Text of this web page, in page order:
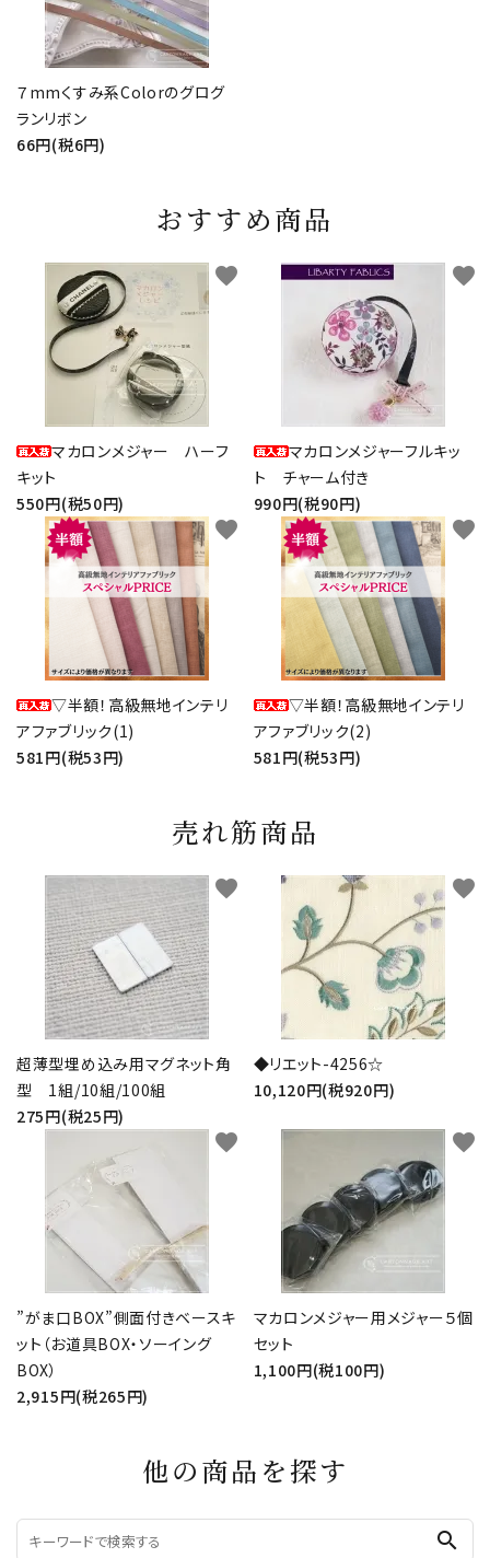
７mmくすみ系Colorのグログ
ランリボン
66円(税6円)
おすすめ商品
マカロンメジャー ハーフ
キット
550円(税50円)
favorite
マカロンメジャーフルキッ
ト チャーム付き
990円(税90円)
favorite
▽半額！高級無地インテリ
アファブリック(1)
581円(税53円)
favorite
▽半額！高級無地インテリ
アファブリック(2)
581円(税53円)
favorite
売れ筋商品
超薄型埋め込み用マグネット角
型 1組/10組/100組
275円(税25円)
favorite
◆リエット-4256☆
10,120円(税920円)
favorite
”がま口BOX”側面付きベースキ
ット（お道具BOX・ソーイング
BOX）
2,915円(税265円)
favorite
マカロンメジャー用メジャー５個
セット
1,100円(税100円)
favorite
他の商品を探す
search